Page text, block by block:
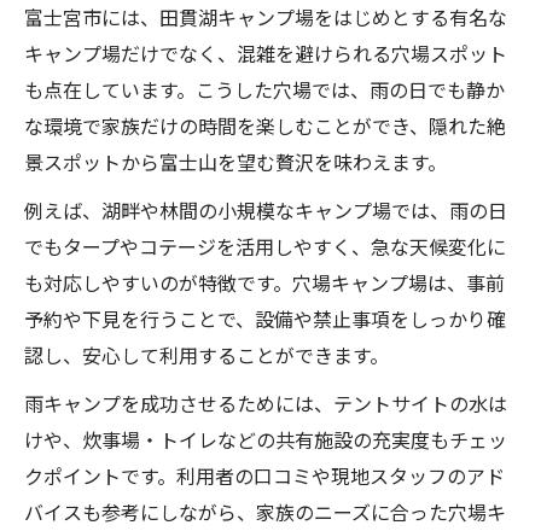
富士宮市には、田貫湖キャンプ場をはじめとする有名な
キャンプ場だけでなく、混雑を避けられる穴場スポット
も点在しています。こうした穴場では、雨の日でも静か
な環境で家族だけの時間を楽しむことができ、隠れた絶
景スポットから富士山を望む贅沢を味わえます。
例えば、湖畔や林間の小規模なキャンプ場では、雨の日
でもタープやコテージを活用しやすく、急な天候変化に
も対応しやすいのが特徴です。穴場キャンプ場は、事前
予約や下見を行うことで、設備や禁止事項をしっかり確
認し、安心して利用することができます。
雨キャンプを成功させるためには、テントサイトの水は
けや、炊事場・トイレなどの共有施設の充実度もチェッ
クポイントです。利用者の口コミや現地スタッフのアド
バイスも参考にしながら、家族のニーズに合った穴場キ